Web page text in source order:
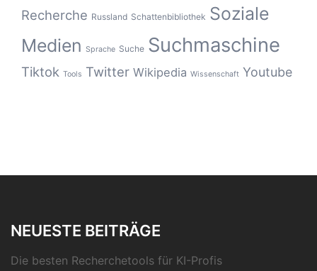
Recherche Russland Schattenbibliothek Soziale
Medien Sprache Suche Suchmaschine
Tiktok Tools Twitter Wikipedia Wissenschaft Youtube
NEUESTE BEITRÄGE
Die besten Recherchetools für KI-Profis